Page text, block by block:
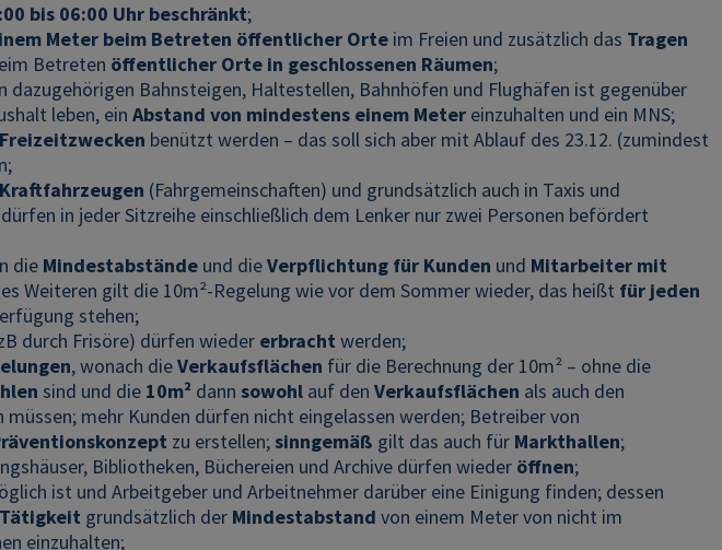
bis 06:00 Uhr beschränkt;
Meter beim Betreten öffentlicher Orte im Freien und zusätzlich das Tragen
Betreten öffentlicher Orte in geschlossenen Räumen;
dazugehörigen Bahnsteigen, Haltestellen, Bahnhöfen und Flughäfen ist gegenüber
leben, ein Abstand von mindestens einem Meter einzuhalten und ein MNS;
benützt werden – das soll sich aber mit Ablauf des 23.12. (zumindest
(Fahrgemeinschaften) und grundsätzlich auch in Taxis und
in jeder Sitzreihe einschließlich dem Lenker nur zwei Personen befördert
die Mindestabstände und dieVerpflichtung für Kunden und Mitarbeiter mit
Weiteren gilt die 10m²-Regelung wie vor dem Sommer wieder, das heißt für jeden
stehen;
durch Frisöre) dürfen wieder erbracht werden;
, wonach dieVerkaufsflächen für die Berechnung der 10m² – ohne die
sind und die 10m² dann sowohl auf den Verkaufsflächen als auch den
müssen; mehr Kunden dürfen nicht eingelassen werden; Betreiber von
zu erstellen;sinngemäß gilt das auch für Markthallen;
Bibliotheken, Büchereien und Archive dürfen wieder öffnen;
ist und Arbeitgeber und Arbeitnehmer darüber eine Einigung finden; dessen
grundsätzlich der Mindestabstand von einem Meter von nicht im
einzuhalten;